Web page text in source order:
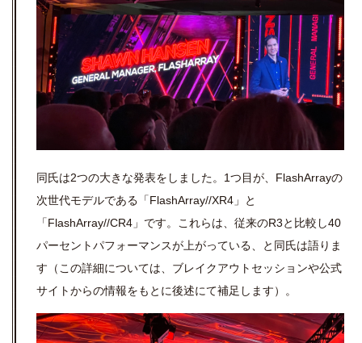
同氏は2つの大きな発表をしました。1つ目が、FlashArrayの
次世代モデルである「FlashArray//XR4」と
「FlashArray//CR4」です。これらは、従来のR3と比較し40
パーセントパフォーマンスが上がっている、と同氏は語りま
す（この詳細については、ブレイクアウトセッションや公式
サイトからの情報をもとに後述にて補足します）。